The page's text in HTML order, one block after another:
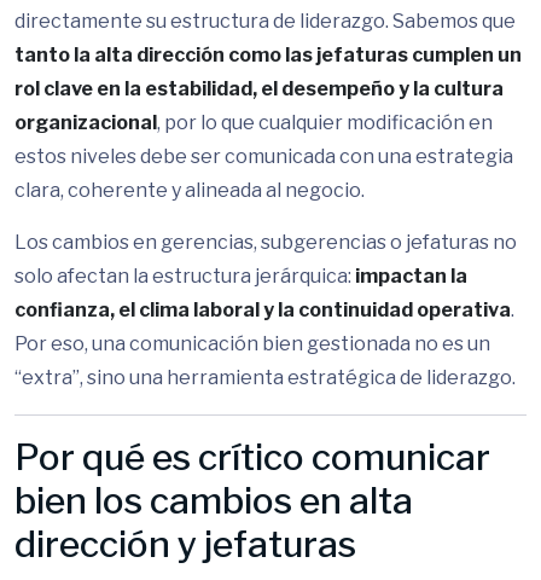
directamente su estructura de liderazgo. Sabemos que
tanto la alta dirección como las jefaturas cumplen un
rol clave en la estabilidad, el desempeño y la cultura
organizacional, por lo que cualquier modificación en
estos niveles debe ser comunicada con una estrategia
clara, coherente y alineada al negocio.
Los cambios en gerencias, subgerencias o jefaturas no
solo afectan la estructura jerárquica: impactan la
confianza, el clima laboral y la continuidad operativa.
Por eso, una comunicación bien gestionada no es un
“extra”, sino una herramienta estratégica de liderazgo.
Por qué es crítico comunicar
bien los cambios en alta
dirección y jefaturas